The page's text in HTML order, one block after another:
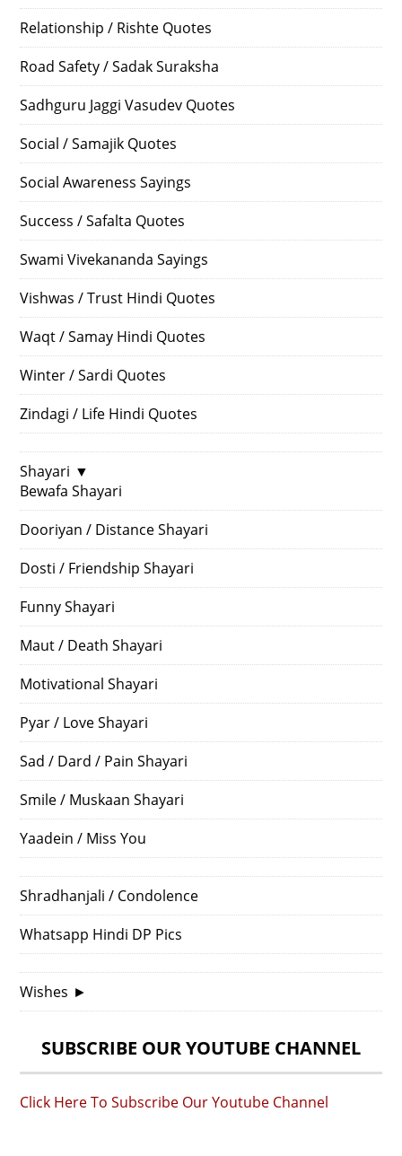
Relationship / Rishte Quotes
Road Safety / Sadak Suraksha
Sadhguru Jaggi Vasudev Quotes
Social / Samajik Quotes
Social Awareness Sayings
Success / Safalta Quotes
Swami Vivekananda Sayings
Vishwas / Trust Hindi Quotes
Waqt / Samay Hindi Quotes
Winter / Sardi Quotes
Zindagi / Life Hindi Quotes
Shayari ▼
Bewafa Shayari
Dooriyan / Distance Shayari
Dosti / Friendship Shayari
Funny Shayari
Maut / Death Shayari
Motivational Shayari
Pyar / Love Shayari
Sad / Dard / Pain Shayari
Smile / Muskaan Shayari
Yaadein / Miss You
Shradhanjali / Condolence
Whatsapp Hindi DP Pics
Wishes ►
SUBSCRIBE OUR YOUTUBE CHANNEL
Click Here To Subscribe Our Youtube Channel